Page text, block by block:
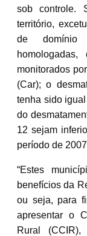
sob controle.
território,
de domínio
monitorados
(Car); o
tenha sido
do
12 sejam
período de
“Estes
benefícios da
ou seja, para
apresentar o
Rural